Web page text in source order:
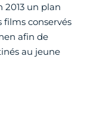
2013 un plan
conservés
afin de
au jeune